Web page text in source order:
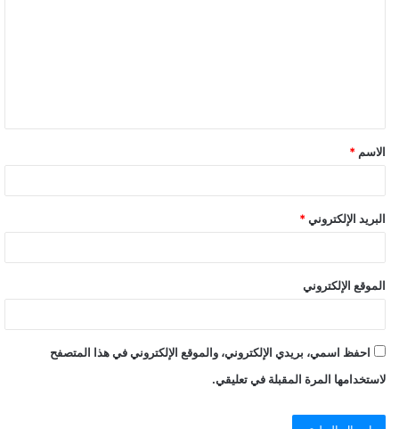
الاسم *
البريد الإلكتروني *
الموقع الإلكتروني
احفظ اسمي، بريدي الإلكتروني، والموقع الإلكتروني في هذا المتصفح
لاستخدامها المرة المقبلة في تعليقي.